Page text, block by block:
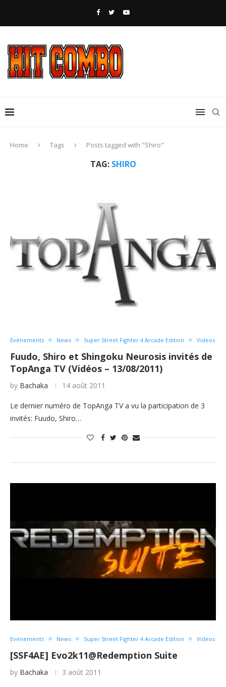
Home Tags Posts tagged with "Shiro"
TAG: SHIRO
Evénements News Super Street Fighter 4 Arcade Edition Videos
Fuudo, Shiro et Shingoku Neurosis invités de
TopAnga TV (Vidéos – 13/08/2011)
by Bachaka 14 août 2011
Le dernier numéro de TopAnga TV a vu la participation de 3
invités: Fuudo, Shiro…
Evénements News Super Street Fighter 4 Arcade Edition Videos
[SSF4AE] Evo2k11@Redemption Suite
by Bachaka 3 août 2011